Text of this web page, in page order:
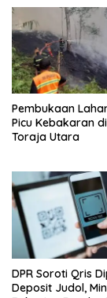
Pembukaan
Picu Kebakaran
Toraja Utara
DPR Soroti Qris
Deposit Judol,